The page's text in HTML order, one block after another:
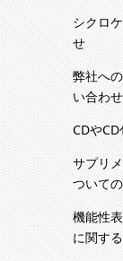
シクロ
せ
弊社へ
い合わせ
CDや
サプリ
ついて
機能性
に関す